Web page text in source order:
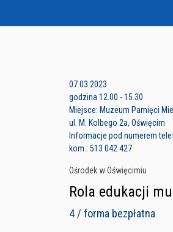
07.03.2023
godzina 12.00 - 15.30
Miejsce: Muzeum Pamięci
ul. M. Kolbego 2a, Oświęcim
Informacje pod numerem
kom.: 513 042 427
Ośrodek w Oświęcimiu
Rola edukacji
4 / forma bezpłatna